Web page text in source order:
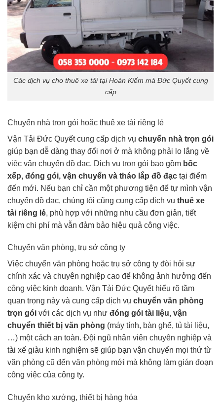
Các dịch vụ cho thuê xe tải tại Hoàn Kiếm mà Đức Quyết cung
cấp
Chuyển nhà trọn gói hoặc thuê xe tải riêng lẻ
Vận Tải Đức Quyết cung cấp dịch vụ chuyển nhà trọn gói
giúp bạn dễ dàng thay đổi nơi ở mà không phải lo lắng về
việc vận chuyển đồ đạc. Dịch vụ trọn gói bao gồm bốc
xếp, đóng gói, vận chuyển và tháo lắp đồ đạc tại điểm
đến mới. Nếu bạn chỉ cần một phương tiện để tự mình vận
chuyển đồ đạc, chúng tôi cũng cung cấp dịch vụ thuê xe
tải riêng lẻ, phù hợp với những nhu cầu đơn giản, tiết
kiệm chi phí mà vẫn đảm bảo hiệu quả công việc.
Chuyển văn phòng, trụ sở công ty
Việc chuyển văn phòng hoặc trụ sở công ty đòi hỏi sự
chính xác và chuyên nghiệp cao để không ảnh hưởng đến
công việc kinh doanh. Vận Tải Đức Quyết hiểu rõ tầm
quan trọng này và cung cấp dịch vụ chuyển văn phòng
trọn gói với các dịch vụ như đóng gói tài liệu, vận
chuyển thiết bị văn phòng (máy tính, bàn ghế, tủ tài liệu,
…) một cách an toàn. Đội ngũ nhân viên chuyên nghiệp và
tài xế giàu kinh nghiệm sẽ giúp bạn vận chuyển mọi thứ từ
văn phòng cũ đến văn phòng mới mà không làm gián đoạn
công việc của công ty.
Chuyển kho xưởng, thiết bị hàng hóa